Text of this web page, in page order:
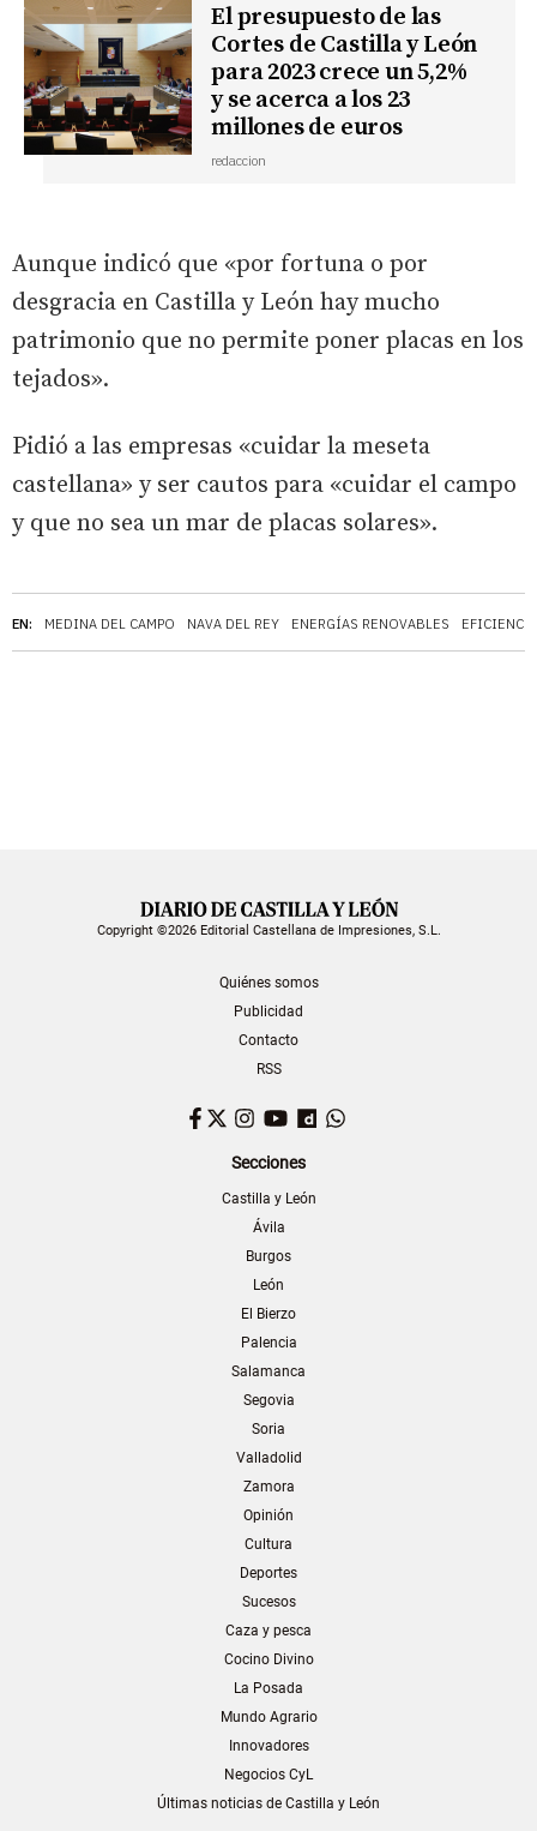
EN: MEDINA DEL CAMPO NAVA DEL REY ENERGÍAS RENOVABLES
El presupuesto de las
Cortes de Castilla y León
para 2023 crece un 5,2%
y se acerca a los 23
millones de euros
redaccion
Aunque indicó que «por fortuna o por
desgracia en Castilla y León hay mucho
patrimonio que no permite poner placas en los
tejados».
Pidió a las empresas «cuidar la meseta
castellana» y ser cautos para «cuidar el campo
y que no sea un mar de placas solares».
Copyright ©2026 Editorial Castellana de Impresiones, S.L.
Quiénes somos
Publicidad
Contacto
RSS
Facebook
TwitterInstagram
YouTubeDailymotion
Secciones
Castilla y León
Ávila
Burgos
León
El Bierzo
Palencia
Salamanca
Segovia
Soria
Valladolid
Zamora
Opinión
Cultura
Deportes
Sucesos
Caza y pesca
Cocino Divino
La Posada
Mundo Agrario
Innovadores
Negocios CyL
Últimas noticias de Castilla y León